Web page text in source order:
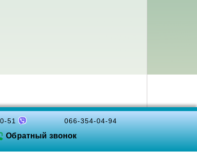
51
066-354-04-94
Обратный звонок